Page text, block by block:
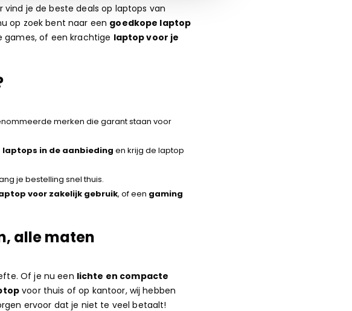
vind je de beste deals op laptops van
op zoek bent naar een goedkope laptop
games, of een krachtige laptop voor je
merken die garant staan voor
laptops in de aanbieding en krijg de laptop
je bestelling snel thuis.
voor zakelijk gebruik, of een gaming
alle maten
Of je nu een lichte en compacte
voor thuis of op kantoor, wij hebben
ervoor dat je niet te veel betaalt!